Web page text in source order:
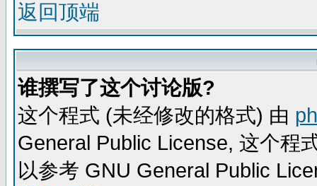
返回顶端
谁撰写了这个讨论版?
这个程式 (未经修改的格式) 由
General Public License, 这个程
以参考 GNU General Public